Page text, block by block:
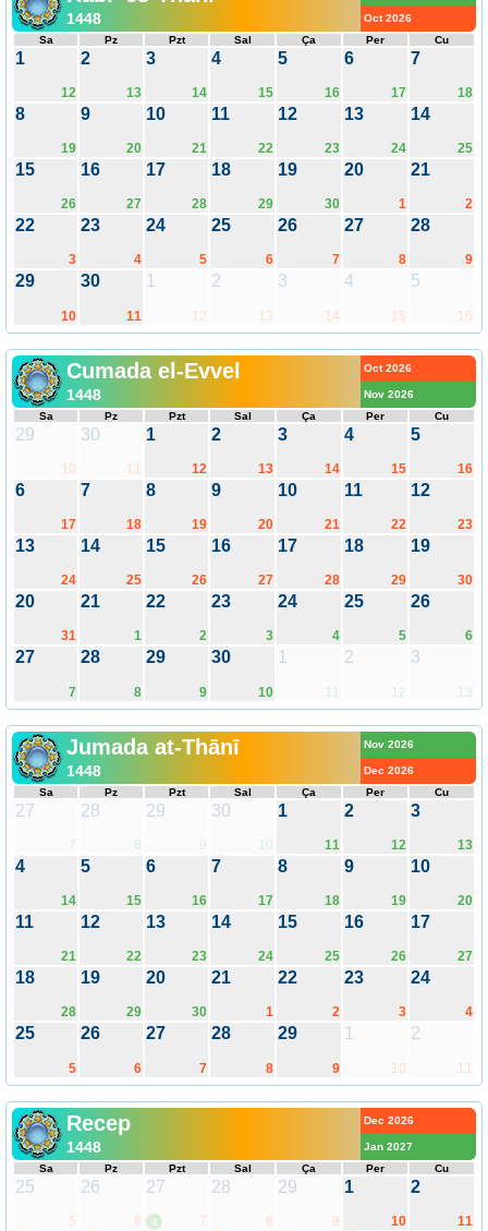
1448
Oct 2026
Sa
Pz Pzt Sal Ça Per Cu
1
12
2
13
3
14
4
15
5
16
6
17
7
18
8
19
9
20
10
21
11
22
12
23
13
24
14
25
15
26
16
27
17
28
18
29
19
30
20
1
21
2
22
3
23
4
24
5
25
6
26
7
27
8
28
9
29
10
30
11
1
12
2
13
3
14
4
15
5
16
Cumada el-Evvel
1448
Oct 2026
Nov 2026
Sa
Pz Pzt Sal Ça Per Cu
29
10
30
11
1
12
2
13
3
14
4
15
5
16
6
17
7
18
8
19
9
20
10
21
11
22
12
23
13
24
14
25
15
26
16
27
17
28
18
29
19
30
20
31
21
1
22
2
23
3
24
4
25
5
26
6
27
7
28
8
29
9
30
10
1
11
2
12
3
13
Jumada at-Thānī
1448
Nov 2026
Dec 2026
Sa
Pz Pzt Sal Ça Per Cu
27
7
28
8
29
9
30
10
1
11
2
12
3
13
4
14
5
15
6
16
7
17
8
18
9
19
10
20
11
21
12
22
13
23
14
24
15
25
16
26
17
27
18
28
19
29
20
30
21
1
22
2
23
3
24
4
25
5
26
6
27
7
28
8
29
9
1
10
2
11
Recep
1448
Dec 2026
Jan 2027
Sa
Pz Pzt Sal Ça Per Cu
25
5
26
6
27
7
4
28
8
29
9
1
10
2
11